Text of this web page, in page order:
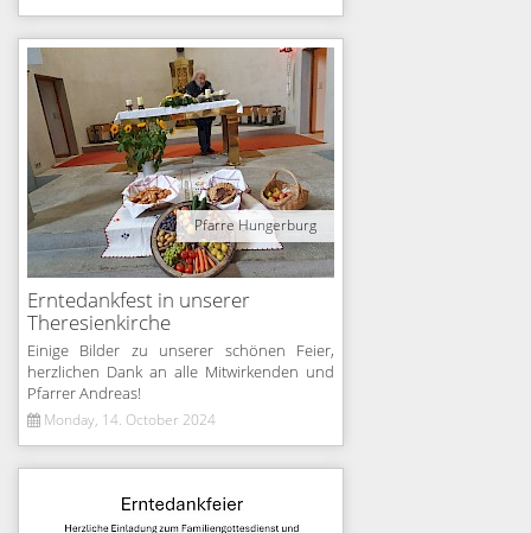
Pfarre Hungerburg
Erntedankfest in unserer
Theresienkirche
Einige Bilder zu unserer schönen Feier,
herzlichen Dank an alle Mitwirkenden und
Pfarrer Andreas!
Monday, 14. October 2024